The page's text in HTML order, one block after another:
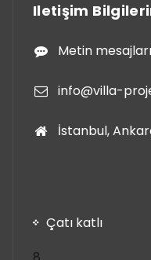
Iletişim
Metin
info@villa-
İstanbul,
Çatı katlı